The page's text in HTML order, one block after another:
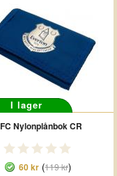
I lager
Nylonplånbok CR
60 kr (119 kr)